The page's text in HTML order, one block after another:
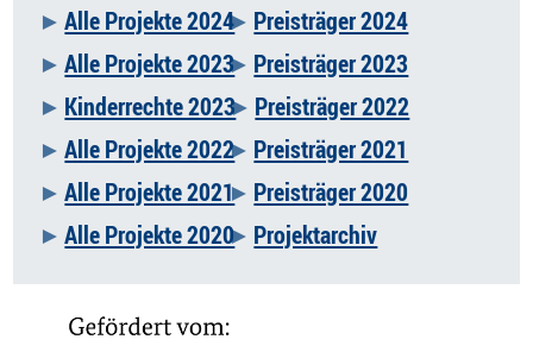
überspringen
Alle Projekte 2024
Preisträger 2024
Alle Projekte 2023
Preisträger 2023
Kinderrechte 2023
Preisträger 2022
Alle Projekte 2022
Preisträger 2021
Alle Projekte 2021
Preisträger 2020
Alle Projekte 2020
Projektarchiv